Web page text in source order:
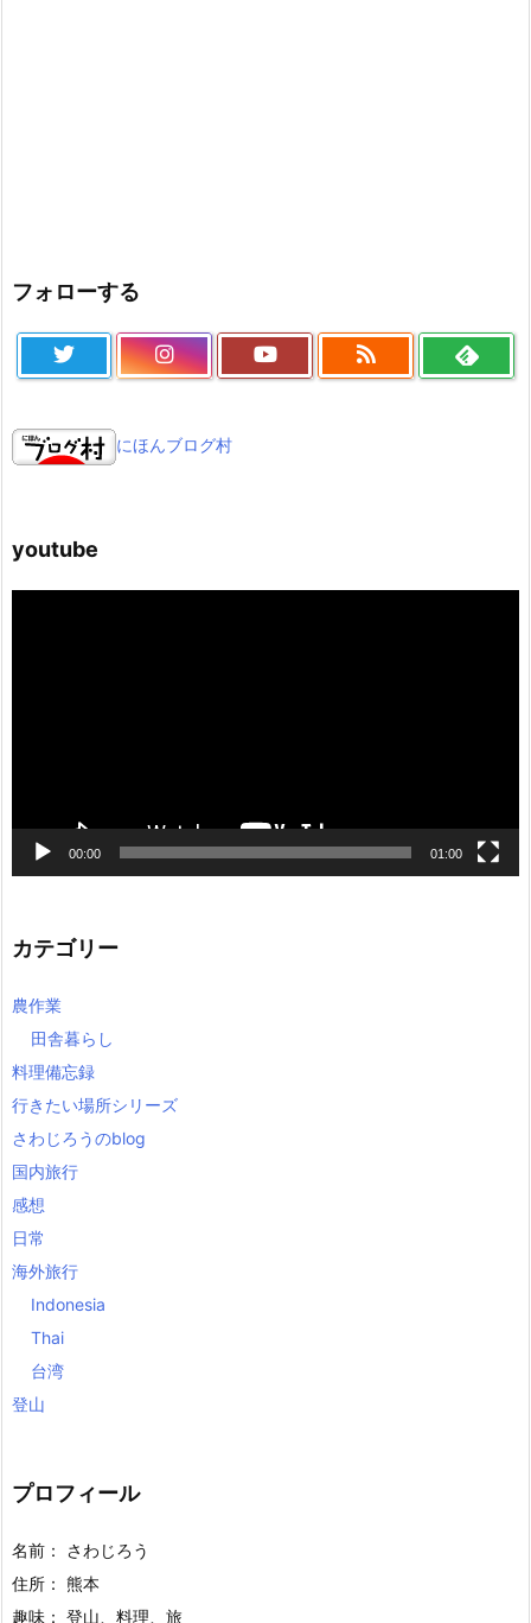
フォローする
にほんブログ村
youtube
00:00 01:00
カテゴリー
農作業
田舎暮らし
料理備忘録
行きたい場所シリーズ
さわじろうのblog
国内旅行
感想
日常
海外旅行
Indonesia
Thai
台湾
登山
プロフィール
名前： さわじろう
住所： 熊本
趣味： 登山、料理、旅